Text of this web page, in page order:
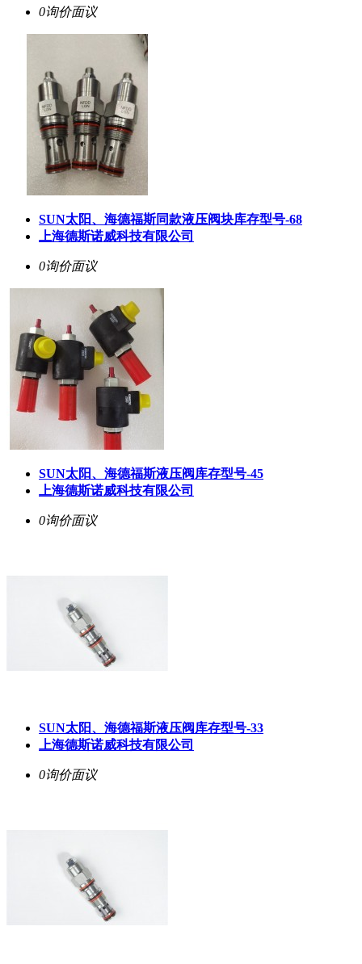
0询价面议
SUN太阳、海德福斯同款液压阀块库存型号-68
上海德斯诺威科技有限公司
0询价面议
SUN太阳、海德福斯液压阀库存型号-45
上海德斯诺威科技有限公司
0询价面议
SUN太阳、海德福斯液压阀库存型号-33
上海德斯诺威科技有限公司
0询价面议